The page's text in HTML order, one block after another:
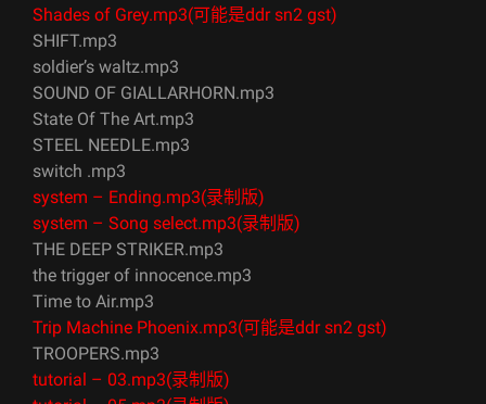
Shades of Grey.mp3(可能是ddr sn2 gst)
SHIFT.mp3
soldier’s waltz.mp3
SOUND OF GIALLARHORN.mp3
State Of The Art.mp3
STEEL NEEDLE.mp3
switch .mp3
system – Ending.mp3(录制版)
system – Song select.mp3(录制版)
THE DEEP STRIKER.mp3
the trigger of innocence.mp3
Time to Air.mp3
Trip Machine Phoenix.mp3(可能是ddr sn2 gst)
TROOPERS.mp3
tutorial – 03.mp3(录制版)